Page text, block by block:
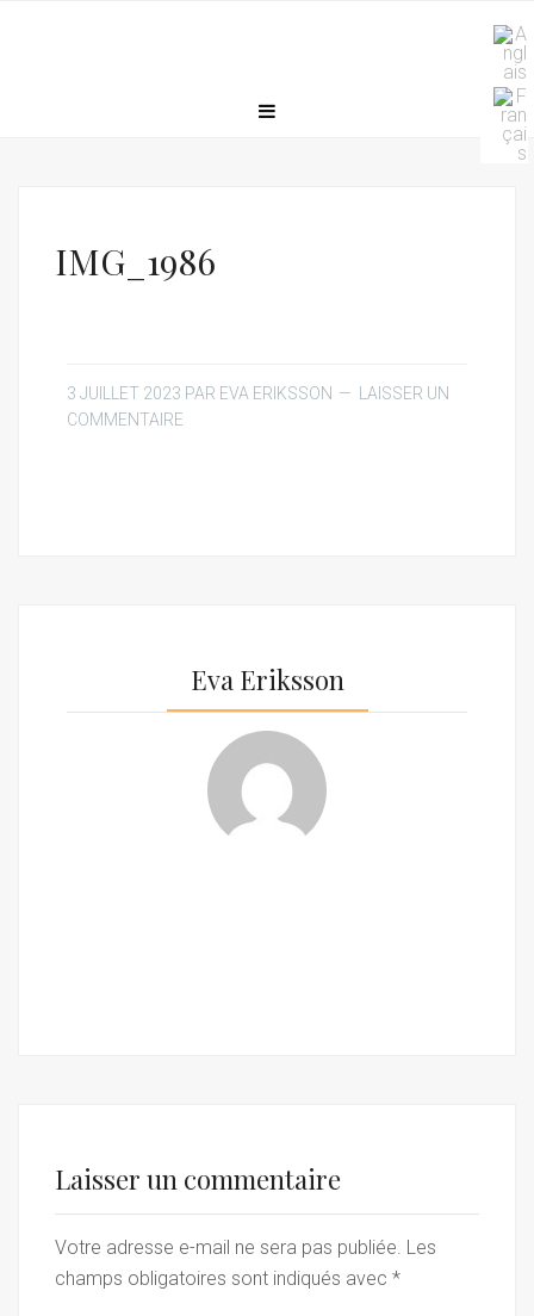
IMG_1986
3 JUILLET 2023 PAR EVA ERIKSSON
LAISSER UN
COMMENTAIRE
Eva Eriksson
Laisser un commentaire
Votre adresse e-mail ne sera pas publiée. Les
champs obligatoires sont indiqués avec *